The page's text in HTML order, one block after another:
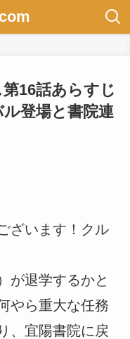
16話あらすじ
登場と書院連
ざいます！クル
が退学するかと
やら重大な任務
、宜陽書院に戻